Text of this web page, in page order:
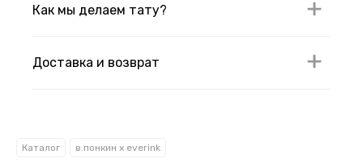
Как мы делаем тату?
Доставка и возврат
Каталог в.понкин x everink